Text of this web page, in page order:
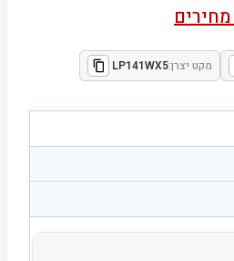
מקט יצרן:LP141WX5